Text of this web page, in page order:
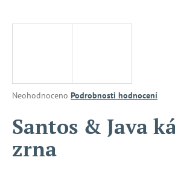
Průměrné
produktu
je
z
Neohodnoceno Podrobnosti hodnocení
Santos & Java
zrna
?